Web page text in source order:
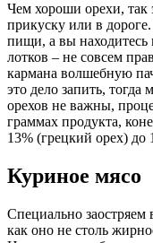
Чем хороши орехи, так
прикуску или в
пищи, а вы находитесь
лотков – не совсем
кармана волшебную
это дело запить,
орехов не важны,
граммах продукта,
13% (грецкий орех) до
Куриное мясо
Специально
как оно не столь